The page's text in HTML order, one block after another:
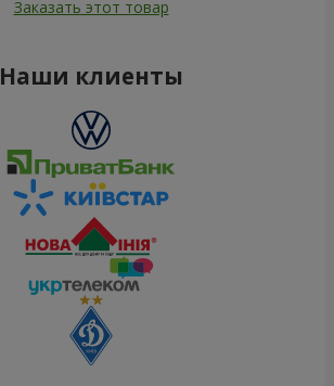
Заказать этот товар
Наши клиенты